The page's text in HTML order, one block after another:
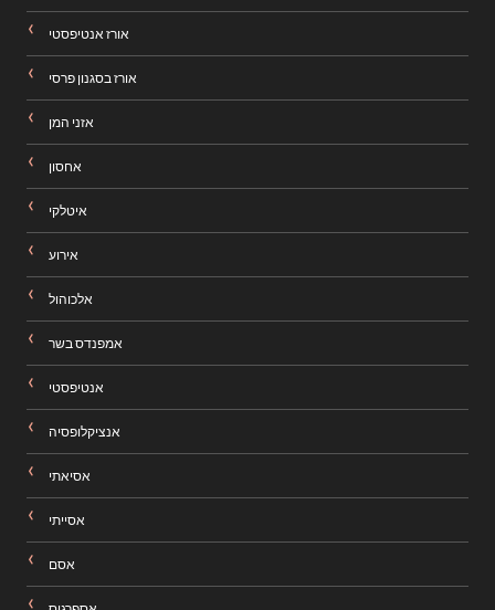
אורז אנטיפסטי
אורז בסגנון פרסי
אזני המן
אחסון
איטלקי
אירוע
אלכוהול
אמפנדס בשר
אנטיפסטי
אנציקלופסיה
אסיאתי
אסייתי
אסם